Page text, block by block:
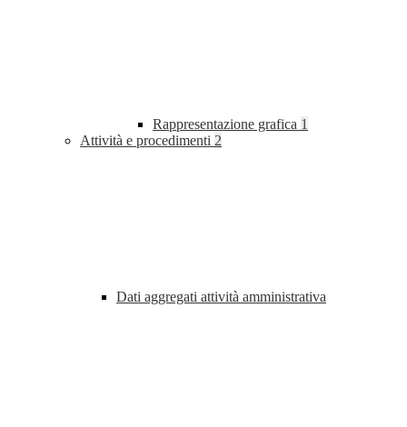
Rappresentazione grafica 1
Attività e procedimenti 2
Dati aggregati attività amministrativa